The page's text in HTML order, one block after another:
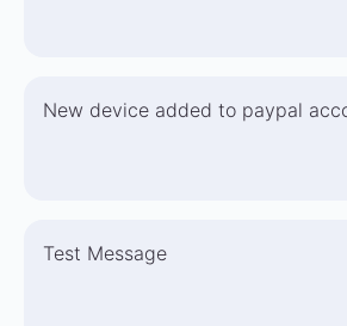
New device added to paypal
Test Message